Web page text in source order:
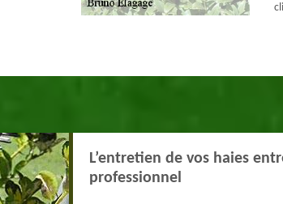
L’entretien de vos haies
professionnel